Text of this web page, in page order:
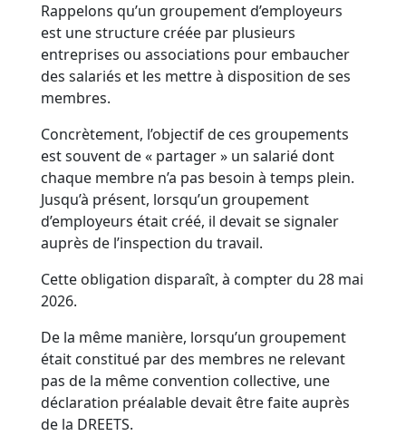
Rappelons qu’un groupement d’employeurs
est une structure créée par plusieurs
entreprises ou associations pour embaucher
des salariés et les mettre à disposition de ses
membres.
Concrètement, l’objectif de ces groupements
est souvent de « partager » un salarié dont
chaque membre n’a pas besoin à temps plein.
Jusqu’à présent, lorsqu’un groupement
d’employeurs était créé, il devait se signaler
auprès de l’inspection du travail.
Cette obligation disparaît, à compter du 28 mai
2026.
De la même manière, lorsqu’un groupement
était constitué par des membres ne relevant
pas de la même convention collective, une
déclaration préalable devait être faite auprès
de la DREETS.